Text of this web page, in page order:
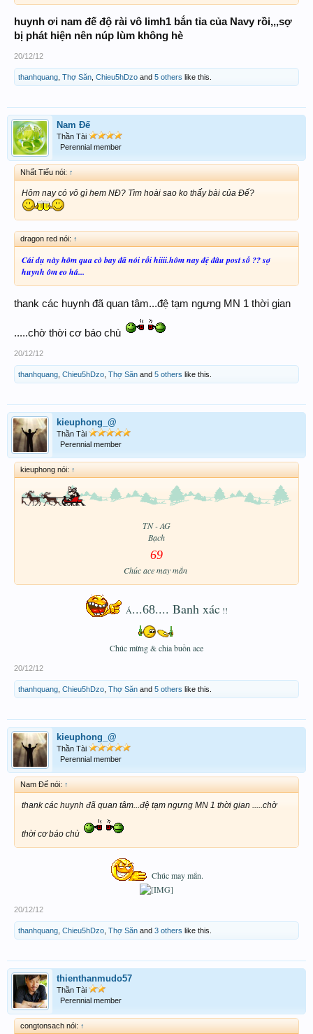
huynh ơi nam đế độ rài vô limh1 bắn tỉa của Navy rồi,,,sợ
bị phát hiện nên núp lùm không hè
20/12/12
thanhquang Thợ Săn Chieu5hDzo and 5 others like this.
Nam Đế
Thần Tài
Perennial member
Nhất Tiếu nói: ↑
Hôm nay có vô gì hem NĐ? Tìm hoài sao ko thấy bài của Đế?
dragon red nói: ↑
Cái dụ này hôm qua cò bay đã nói rồi hiiii.hôm nay đệ đâu post số ?? sợ
huynh ôm eo há...
thank các huynh đã quan tâm...đệ tạm ngưng MN 1 thời gian
.....chờ thời cơ báo chù
20/12/12
thanhquang Chieu5hDzo Thợ Săn and 5 others like this.
kieuphong_@
Thần Tài
Perennial member
kieuphong nói: ↑
TN - AG
Bạch
69
Chúc ace may mắn
Á...68.... Banh xác !!
Chúc mừng & chia buồn ace
20/12/12
thanhquang Chieu5hDzo Thợ Săn and 5 others like this.
kieuphong_@
Thần Tài
Perennial member
Nam Đế nói: ↑
thank các huynh đã quan tâm...đệ tạm ngưng MN 1 thời gian .....chờ
thời cơ báo chù
Chúc may mắn.
20/12/12
thanhquang Chieu5hDzo Thợ Săn and 3 others like this.
thienthanmudo57
Thần Tài
Perennial member
congtonsach nói: ↑